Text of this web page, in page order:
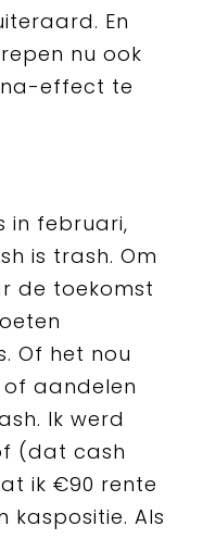
En
nu ook
na-effect te
in februari,
is trash. Om
de toekomst
Of het nou
aandelen
Ik werd
(dat cash
ik €90 rente
kaspositie. Als